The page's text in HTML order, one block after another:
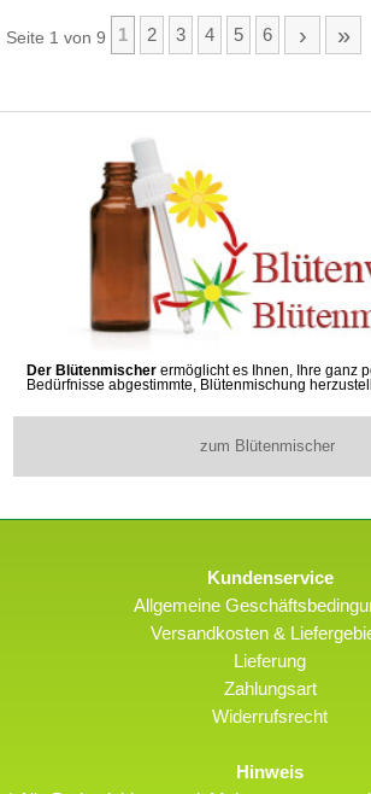
Seite 1 von 9 1 2 3 4 5 6 › »
Der Blütenmischer ermöglicht es Ihnen, Ihre ganz
Bedürfnisse abgestimmte, Blütenmischung
zum Blütenmischer
Kundenservice
Allgemeine
Versandkosten &
Lieferung
Zahlungsart
Widerrufsrecht
Hinweis